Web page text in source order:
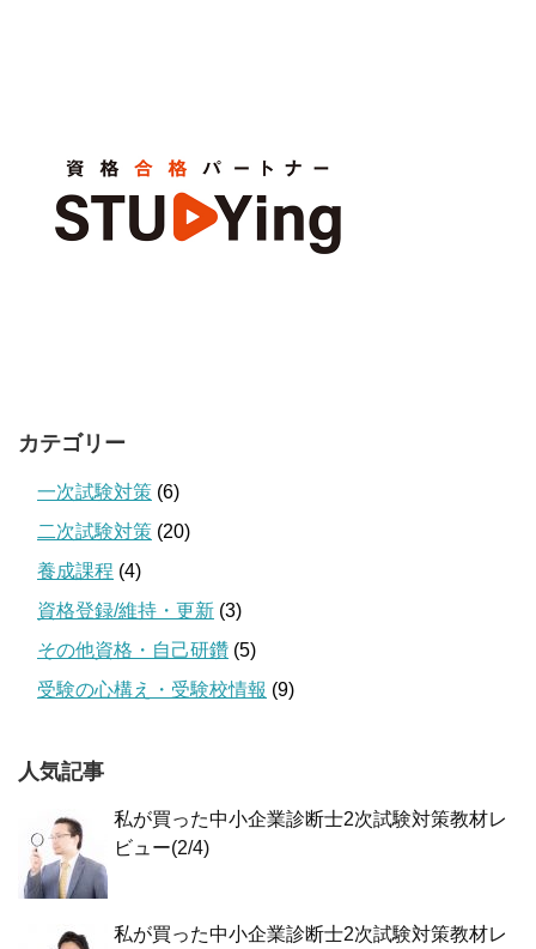
カテゴリー
一次試験対策 (6)
二次試験対策 (20)
養成課程 (4)
資格登録/維持・更新 (3)
その他資格・自己研鑽 (5)
受験の心構え・受験校情報 (9)
人気記事
私が買った中小企業診断士2次試験対策教材レ
ビュー(2/4)
私が買った中小企業診断士2次試験対策教材レ